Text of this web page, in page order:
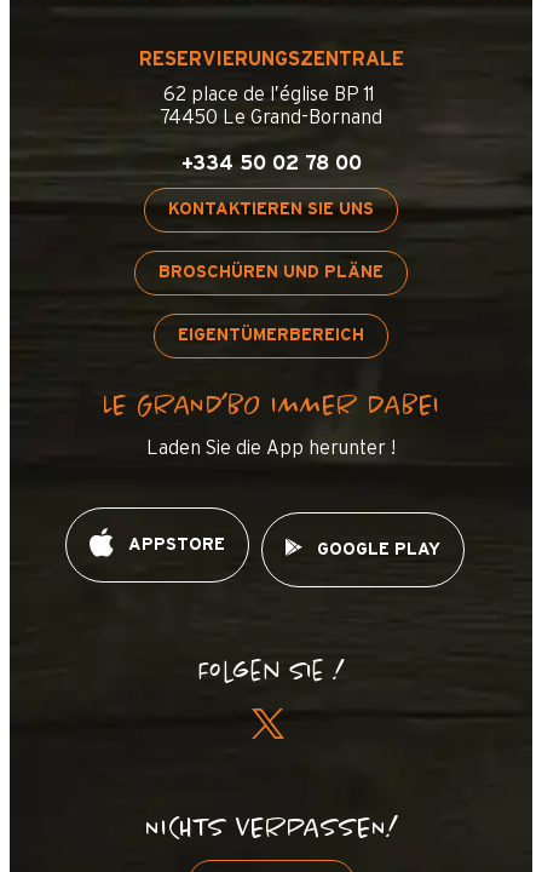
CGH Wohnort 4****
OpenStreetMap
Satellite
OpenStreetMap
RESERVIERUNGSZENTRALE
62 place de l’église BP 11
74450 Le Grand-Bornand
+334 50 02 78 00
KONTAKTIEREN SIE UNS
BROSCHÜREN UND PLÄNE
EIGENTÜMERBEREICH
LE GRAND’BO IMMER DABEI
Laden Sie die App herunter !
APPSTORE GOOGLE PLAY
Folgen Sie !
NICHTS VERPASSEN!